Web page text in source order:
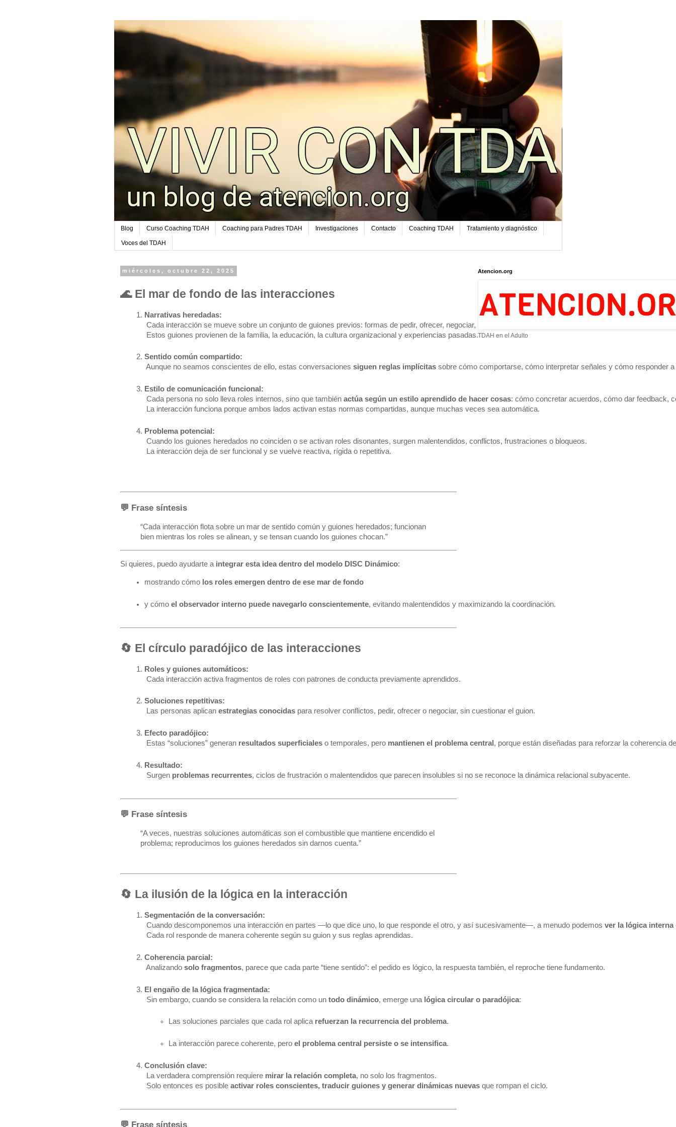
Blog Curso Coaching TDAH Coaching para Padres TDAH Investigaciones Contacto Coaching TDAH Tratamiento y diagnóstico
Voces del TDAH
miércoles, octubre 22, 2025
🌊 El mar de fondo de las interacciones
Narrativas heredadas:
Cada interacción se mueve sobre un conjunto de guiones previos: formas de pedir, ofrecer, negociar, resolver conflictos o expresar satisfacción y descontento.
Estos guiones provienen de la familia, la educación, la cultura organizacional y experiencias pasadas.
Sentido común compartido:
Aunque no seamos conscientes de ello, estas conversaciones siguen reglas implícitas sobre cómo comportarse, cómo interpretar señales y cómo responder
Estilo de comunicación funcional:
Cada persona no solo lleva roles internos, sino que también actúa según un estilo aprendido de hacer cosas: cómo concretar acuerdos, cómo dar feedback,
La interacción funciona porque ambos lados activan estas normas compartidas, aunque muchas veces sea automática.
Problema potencial:
Cuando los guiones heredados no coinciden o se activan roles disonantes, surgen malentendidos, conflictos, frustraciones o bloqueos.
La interacción deja de ser funcional y se vuelve reactiva, rígida o repetitiva.
💬 Frase síntesis
“Cada interacción flota sobre un mar de sentido común y guiones heredados; funcionan
bien mientras los roles se alinean, y se tensan cuando los guiones chocan.”
Si quieres, puedo ayudarte a integrar esta idea dentro del modelo DISC Dinámico:
mostrando cómo los roles emergen dentro de ese mar de fondo
y cómo el observador interno puede navegarlo conscientemente, evitando malentendidos y maximizando la coordinación.
🔄 El círculo paradójico de las interacciones
Roles y guiones automáticos:
Cada interacción activa fragmentos de roles con patrones de conducta previamente aprendidos.
Soluciones repetitivas:
Las personas aplican estrategias conocidas para resolver conflictos, pedir, ofrecer o negociar, sin cuestionar el guion.
Efecto paradójico:
Estas “soluciones” generan resultados superficiales o temporales, pero mantienen el problema central , porque están diseñadas para reforzar la coherencia
Resultado:
Surgen problemas recurrentes, ciclos de frustración o malentendidos que parecen insolubles si no se reconoce la dinámica relacional subyacente.
💬 Frase síntesis
“A veces, nuestras soluciones automáticas son el combustible que mantiene encendido el
problema; reproducimos los guiones heredados sin darnos cuenta.”
🔄 La ilusión de la lógica en la interacción
Segmentación de la conversación:
Cuando descomponemos una interacción en partes —lo que dice uno, lo que responde el otro, y así sucesivamente—, a menudo podemos ver la lógica interna
Cada rol responde de manera coherente según su guion y sus reglas aprendidas.
Coherencia parcial:
Analizando solo fragmentos, parece que cada parte “tiene sentido”: el pedido es lógico, la respuesta también, el reproche tiene fundamento.
El engaño de la lógica fragmentada:
Sin embargo, cuando se considera la relación como un todo dinámico, emerge una lógica circular o paradójica:
Las soluciones parciales que cada rol aplica refuerzan la recurrencia del problema.
La interacción parece coherente, pero el problema central persiste o se intensifica.
Conclusión clave:
La verdadera comprensión requiere mirar la relación completa, no solo los fragmentos.
Solo entonces es posible activar roles conscientes, traducir guiones y generar dinámicas nuevas que rompan el ciclo.
💬 Frase síntesis
Atencion.org
TDAH en el Adulto